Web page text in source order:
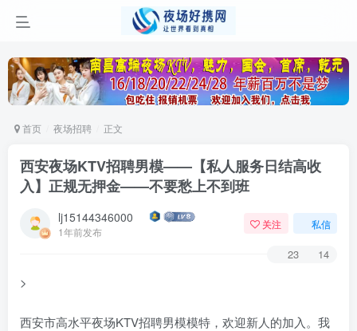
首页 夜场招聘 正文
西安夜场KTV招聘男模——【私人服务日结高收
入】正规无押金——不要愁上不到班
lj15144346000
1年前发布
关注 私信
23 14
>
西安市高水平夜场KTV招聘男模模特，欢迎新人的加入。我